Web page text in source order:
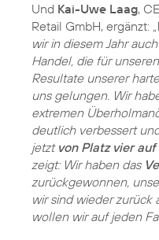
Und Kai-Uwe Laag,
Retail GmbH, ergänzt:
wir in diesem Jahr
Handel, die für
Resultate unserer
uns gelungen. Wir
extremen
deutlich verbessert
jetzt von Platz vier
zeigt: Wir haben das
zurückgewonnen,
wir sind wieder zurück
wollen wir auf jeden